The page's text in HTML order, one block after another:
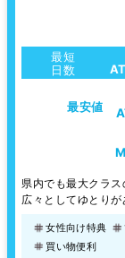
最短
日数
AT
最安値
県内でも最大クラ
広々としてゆとり
きなりコースに出
ー」というシミュ
女性向け特典
買い物便利